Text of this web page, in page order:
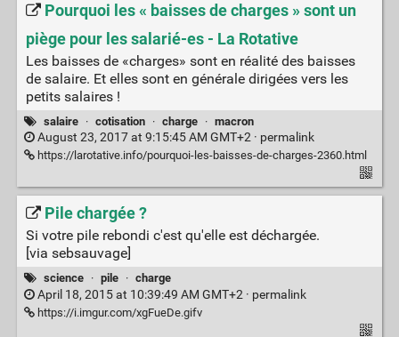
Pourquoi les « baisses de charges » sont un
piège pour les salarié-es - La Rotative
Les baisses de «charges» sont en réalité des baisses
de salaire. Et elles sont en générale dirigées vers les
petits salaires !
salaire · cotisation · charge · macron
August 23, 2017 at 9:15:45 AM GMT+2 · permalink
https://larotative.info/pourquoi-les-baisses-de-charges-2360.html
Pile chargée ?
Si votre pile rebondi c'est qu'elle est déchargée.
[via sebsauvage]
science · pile · charge
April 18, 2015 at 10:39:49 AM GMT+2 · permalink
https://i.imgur.com/xgFueDe.gifv